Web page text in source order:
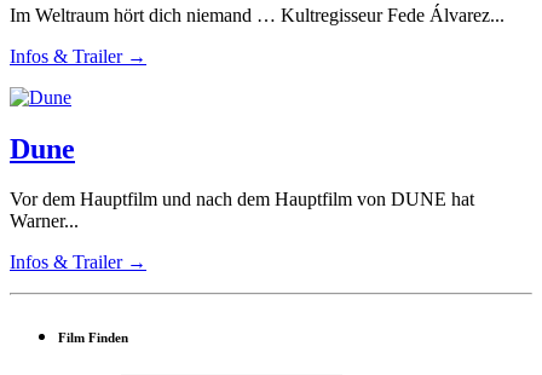
Im Weltraum hört dich niemand … Kultregisseur Fede Álvarez...
Infos & Trailer →
Dune
Vor dem Hauptfilm und nach dem Hauptfilm von DUNE hat
Warner...
Infos & Trailer →
Film Finden